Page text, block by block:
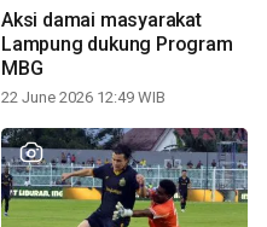
Aksi damai masyarakat
Lampung dukung Program
MBG
22 June 2026 12:49 WIB